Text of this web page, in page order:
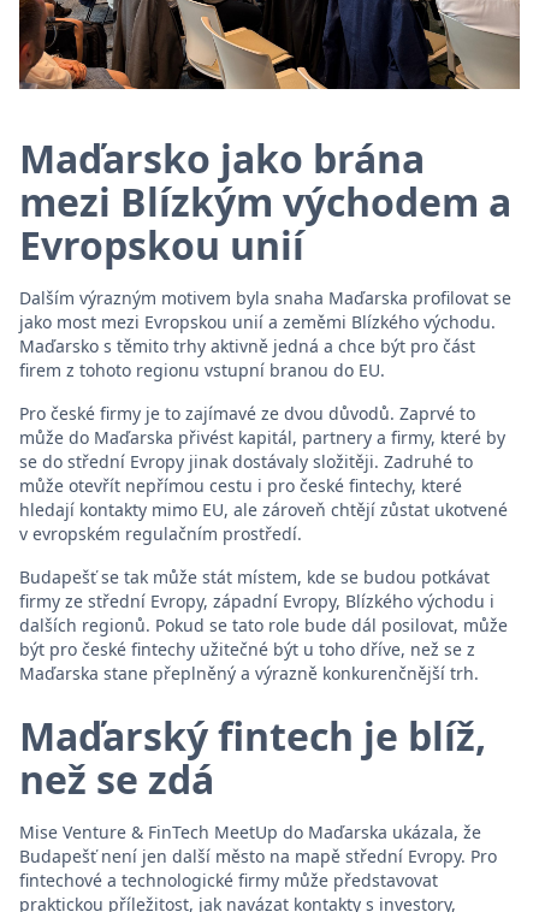
Maďarsko jako brána
mezi Blízkým východem a
Evropskou unií
Dalším výrazným motivem byla snaha Maďarska profilovat se
jako most mezi Evropskou unií a zeměmi Blízkého východu.
Maďarsko s těmito trhy aktivně jedná a chce být pro část
firem z tohoto regionu vstupní branou do EU.
Pro české firmy je to zajímavé ze dvou důvodů. Zaprvé to
může do Maďarska přivést kapitál, partnery a firmy, které by
se do střední Evropy jinak dostávaly složitěji. Zadruhé to
může otevřít nepřímou cestu i pro české fintechy, které
hledají kontakty mimo EU, ale zároveň chtějí zůstat ukotvené
v evropském regulačním prostředí.
Budapešť se tak může stát místem, kde se budou potkávat
firmy ze střední Evropy, západní Evropy, Blízkého východu i
dalších regionů. Pokud se tato role bude dál posilovat, může
být pro české fintechy užitečné být u toho dříve, než se z
Maďarska stane přeplněný a výrazně konkurenčnější trh.
Maďarský fintech je blíž,
než se zdá
Mise Venture & FinTech MeetUp do Maďarska ukázala, že
Budapešť není jen další město na mapě střední Evropy. Pro
fintechové a technologické firmy může představovat
praktickou příležitost, jak navázat kontakty s investory,